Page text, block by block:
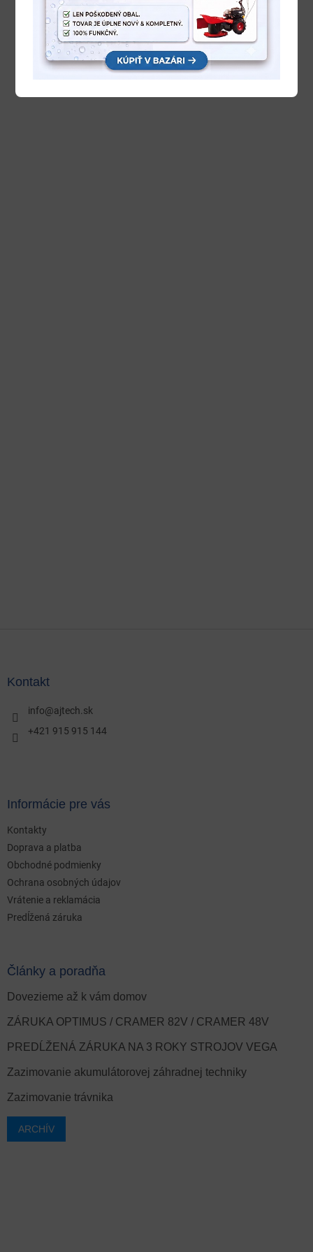
Kontakt
info@ajtech.sk
+421 915 915 144
Informácie pre vás
Kontakty
Doprava a platba
Obchodné podmienky
Ochrana osobných údajov
Vrátenie a reklamácia
Predĺžená záruka
Články a poradňa
Dovezieme až k vám domov
ZÁRUKA OPTIMUS / CRAMER 82V / CRAMER 48V
PREDĹŽENÁ ZÁRUKA NA 3 ROKY STROJOV VEGA
Zazimovanie akumulátorovej záhradnej techniky
Zazimovanie trávnika
ARCHÍV